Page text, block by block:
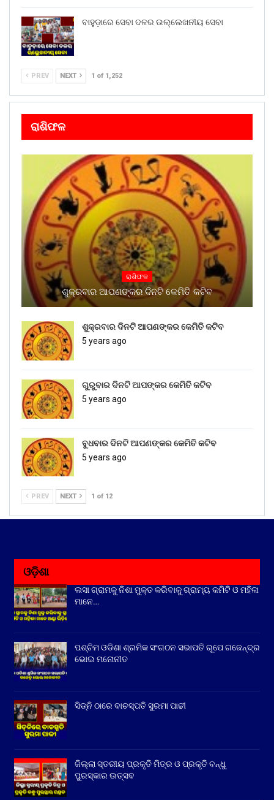
ବାହୁଡ଼ାରେ ସେବା ଦଳର ଉଲ୍ଲେଖନୀୟ ସେବା
PREV NEXT 1 of 1,252
ରାଶିଫଳ
ରାଶିଫଳ
ଶୁକ୍ରବାର ଆପଣଙ୍କର ଦିନଟି କେମିତି କଟିବ
ଶୁକ୍ରବାର ଦିନଟି ଆପଣଙ୍କର କେମିତି କଟିବ
5 years ago
ଗୁରୁବାର ଦିନଟି ଆପଙ୍କର କେମିତି କଟିବ
5 years ago
ବୁଧବାର ଦିନଟି ଆପଣଙ୍କର କେମିତି କଟିବ
5 years ago
PREV NEXT 1 of 12
ଓଡ଼ିଶା
ଲସା ଗ୍ରାମକୁ ନିଶା ମୁକ୍ତ କରିବାକୁ ଗ୍ରାମ୍ୟ କମିଟି ଓ ମହିଳା
ମାନେ…
ପଶ୍ଚିମ ଓଡିଶା ଶ୍ରମିକ ସଂଗଠନ ସଭାପତି ରୂପେ ଗଜେନ୍ଦ୍ର
ଭୋଇ ମନୋନୀତ
ସିଡ୍‌ନି ଠାରେ ବାଚସ୍ପତି ସୁରମା ପାଢୀ
ଜିଲ୍ଲା ସ୍ତରୀୟ ପ୍ରକୃତି ମିତ୍ର ଓ ପ୍ରକୃତି ବନ୍ଧୁ
ପୁରସ୍କାର ଉତ୍ସବ